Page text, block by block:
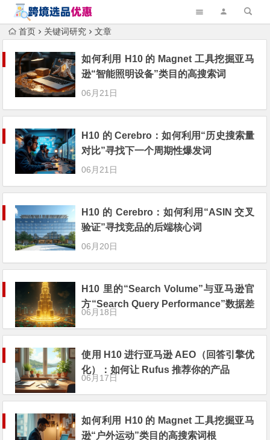
首页 关键词研究 文章
如何利用 H10 的 Magnet 工具挖掘亚马
逊“智能照明设备”类目的高搜索词
06月21日
H10 的 Cerebro：如何利用“历史搜索量
对比”寻找下一个周期性爆发词
06月21日
H10 的 Cerebro：如何利用“ASIN 交叉
验证”寻找竞品的后端核心词
06月20日
H10 里的“Search Volume”与亚马逊官
方“Search Query Performance”数据差
异解析
06月18日
使用 H10 进行亚马逊 AEO（回答引擎优
化）：如何让 Rufus 推荐你的产品
06月17日
如何利用 H10 的 Magnet 工具挖掘亚马
逊“户外运动”类目的高搜索词根